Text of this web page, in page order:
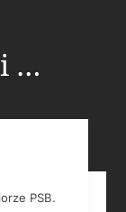
…
PSB.